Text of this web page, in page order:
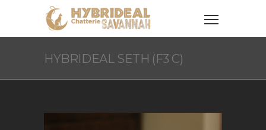
HYBRIDEAL SETH (F3 C)